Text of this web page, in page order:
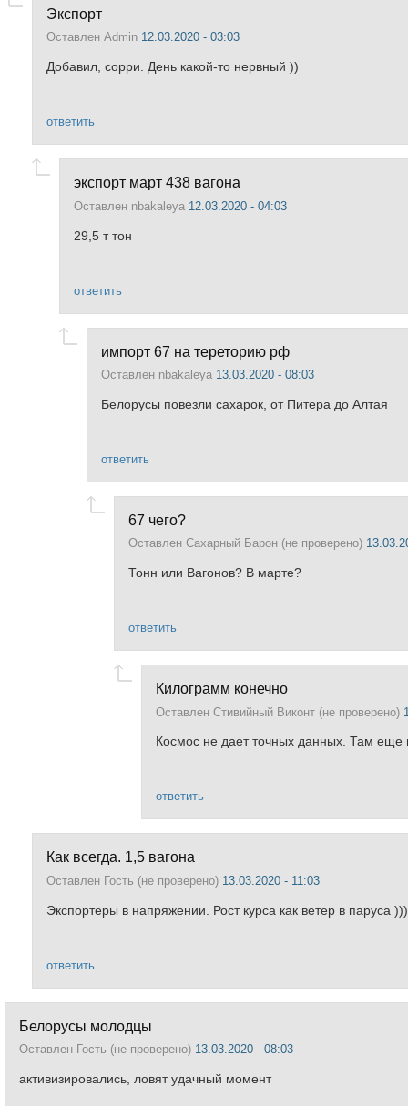
Экспорт
Оставлен Admin 12.03.2020 - 03:03
Добавил, сорри. День какой-то нервный ))
ответить
экспорт март 438 вагона
Оставлен nbakaleya 12.03.2020 - 04:03
29,5 т тон
ответить
импорт 67 на тереторию рф
Оставлен nbakaleya 13.03.2020 - 08:03
Белорусы повезли сахарок, от Питера до Алтая
ответить
67 чего?
Оставлен Сахарный Барон (не проверено)
Тонн или Вагонов? В марте?
ответить
Килограмм конечно
Оставлен Стивийный Виконт (не проверено)
Космос не дает точных данных. Там еще
ответить
Как всегда. 1,5 вагона
Оставлен Гость (не проверено) 13.03.2020 - 11:03
Экспортеры в напряжении. Рост курса как ветер в паруса
ответить
Белорусы молодцы
Оставлен Гость (не проверено) 13.03.2020 - 08:03
активизировались, ловят удачный момент